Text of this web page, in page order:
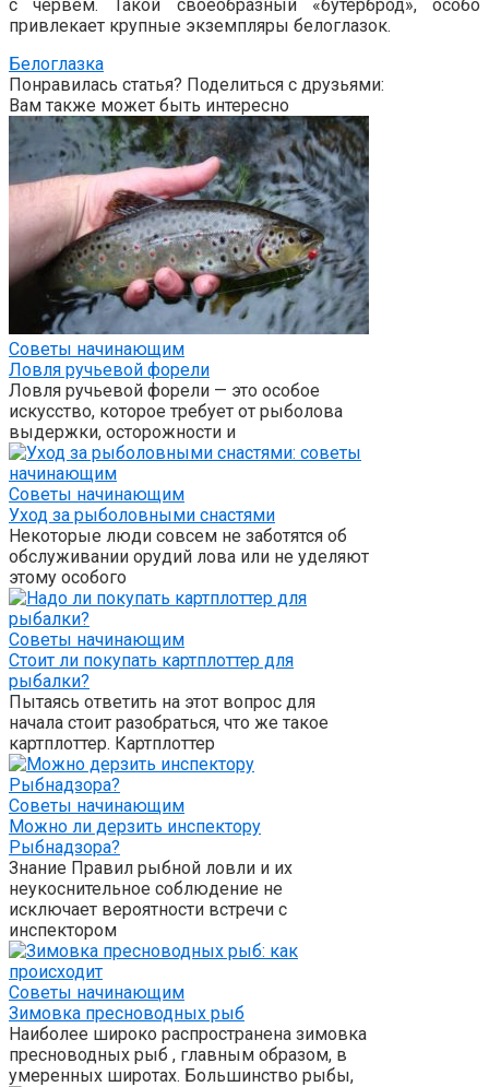
с червём. Такой своеобразный «бутерброд», особо
привлекает крупные экземпляры белоглазок.
Белоглазка
Понравилась статья? Поделиться с друзьями:
Вам также может быть интересно
Советы начинающим
Ловля ручьевой форели
Ловля ручьевой форели — это особое
искусство, которое требует от рыболова
выдержки, осторожности и
Советы начинающим
Уход за рыболовными снастями
Некоторые люди совсем не заботятся об
обслуживании орудий лова или не уделяют
этому особого
Советы начинающим
Стоит ли покупать картплоттер для
рыбалки?
Пытаясь ответить на этот вопрос для
начала стоит разобраться, что же такое
картплоттер. Картплоттер
Советы начинающим
Можно ли дерзить инспектору
Рыбнадзора?
Знание Правил рыбной ловли и их
неукоснительное соблюдение не
исключает вероятности встречи с
инспектором
Советы начинающим
Зимовка пресноводных рыб
Наиболее широко распространена зимовка
пресноводных рыб , главным образом, в
умеренных широтах. Большинство рыбы,